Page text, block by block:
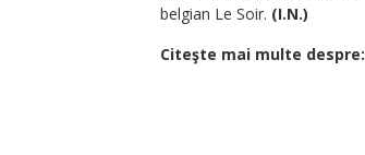
belgian Le Soir. (I.N.)
Citeşte mai multe despre: